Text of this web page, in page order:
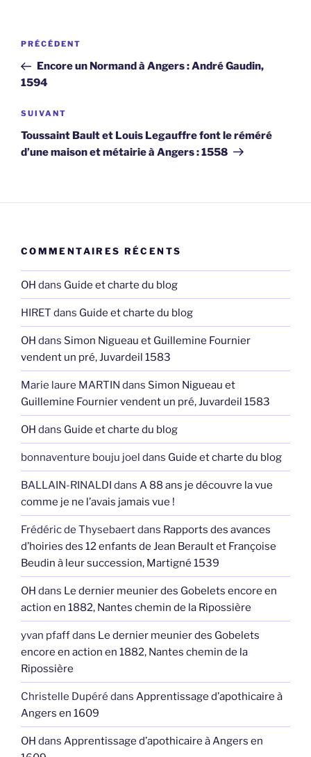
Navigation
l’article
Article
précédent
PRÉCÉDENT
Encore un Normand à Angers : André Gaudin,
1594
Article
suivant
SUIVANT
Toussaint Bault et Louis Legauffre font le réméré
d’une maison et métairie à Angers : 1558
COMMENTAIRES RÉCENTS
OH dans Guide et charte du blog
HIRET dans Guide et charte du blog
OH dans Simon Nigueau et Guillemine Fournier
vendent un pré, Juvardeil 1583
Marie laure MARTIN dans Simon Nigueau et
Guillemine Fournier vendent un pré, Juvardeil 1583
OH dans Guide et charte du blog
bonnaventure bouju joel dans Guide et charte du blog
BALLAIN-RINALDI dans A 88 ans je découvre la vue
comme je ne l’avais jamais vue !
Frédéric de Thysebaertdans Rapports des avances
d’hoiries des 12 enfants de Jean Berault et Françoise
Beudin à leur succession, Martigné 1539
OH dans Le dernier meunier des Gobelets encore en
action en 1882, Nantes chemin de la Ripossière
yvan pfaffdans Le dernier meunier des Gobelets
encore en action en 1882, Nantes chemin de la
Ripossière
Christelle Dupéré dans Apprentissage d’apothicaire à
Angers en 1609
OH dans Apprentissage d’apothicaire à Angers en